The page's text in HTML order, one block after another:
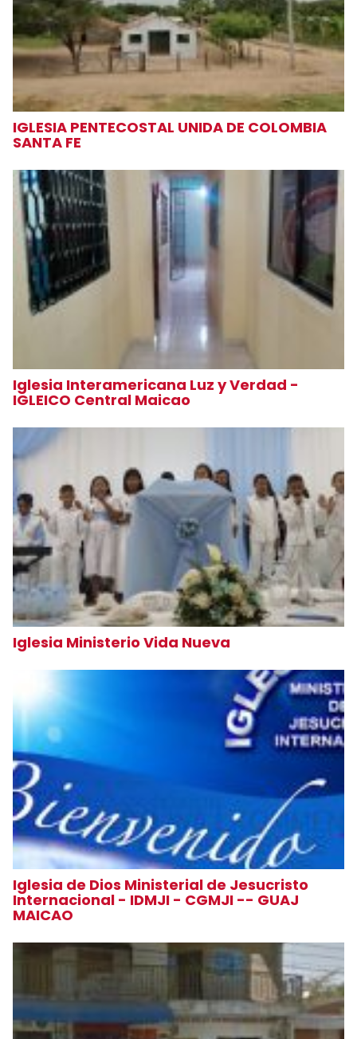
IGLESIA PENTECOSTAL UNIDA DE COLOMBIA
SANTA FE
Iglesia Interamericana Luz y Verdad -
IGLEICO Central Maicao
Iglesia Ministerio Vida Nueva
Iglesia de Dios Ministerial de Jesucristo
Internacional - IDMJI - CGMJI -- GUAJ
MAICAO